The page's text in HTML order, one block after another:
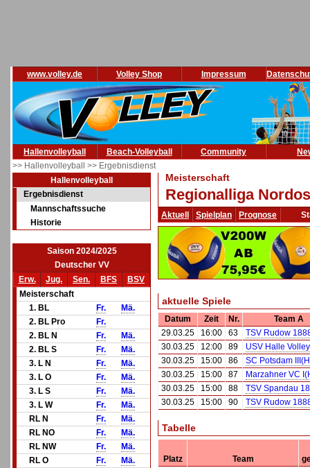
www.volley.de Volley Shop Impressum
Hallenvolleyball Beach-Volleyball Community
>> Hallenvolleyball >> Ergebnisdienst
Hallenvolleyball
Ergebnisdienst
Mannschaftssuche
Historie
Saison 2024/2025
Deutscher VV
Erw.
Jug. Sen. BFS
BSV
Meisterschaft
1. BL
Fr.
Mä.
2. BL Pro
Fr.
2. BL N
Fr.
Mä.
2. BL S
Fr.
Mä.
3. L N
Fr.
Mä.
3. L O
Fr.
Mä.
3. L S
Fr.
Mä.
3. L W
Fr.
Mä.
RL N
Fr.
Mä.
RL NO
Fr.
Mä.
RL NW
Fr.
Mä.
RL O
Fr.
Mä.
Meisterschaft
Regionalliga
Aktuell Spielplan Prognose
aktuelle Spiele
Datum Zeit Nr.
Team A
29.03.25
16:00 63
TSV Rudow
30.03.25
12:00 89
USV Halle
30.03.25
15:00 86
SC Potsdam
30.03.25
15:00 87
Marzahner VC
30.03.25
15:00 88
TSV Spandau
30.03.25
15:00 90 TSV Rudow
Tabelle
Platz Team